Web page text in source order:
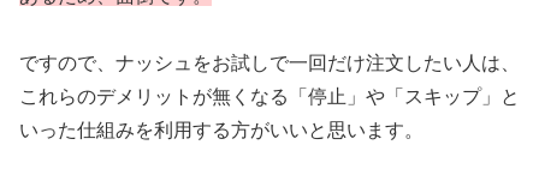
ですので、ナッシュをお試しで一回だけ注文したい人は、
これらのデメリットが無くなる「停止」や「スキップ」と
いった仕組みを利用する方がいいと思います。